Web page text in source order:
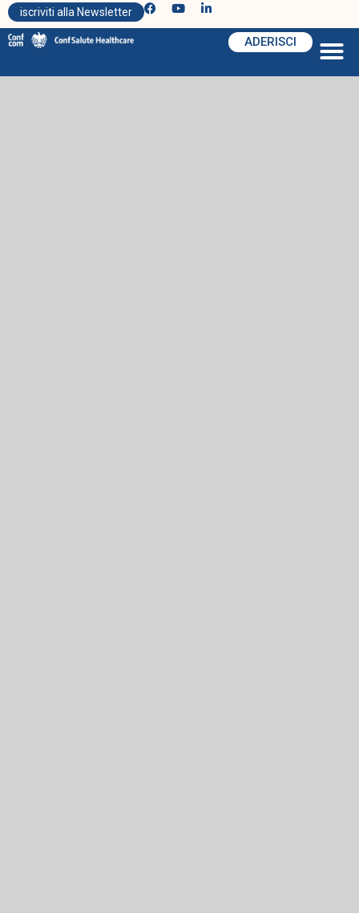
iscriviti alla Newsletter
ADERISCI